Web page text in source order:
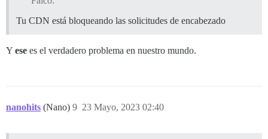
Tu CDN está bloqueando las solicitudes de encabezado
Y ese es el verdadero problema en nuestro mundo.
nanohits (Nano) 23 Mayo, 2023 02:40
9